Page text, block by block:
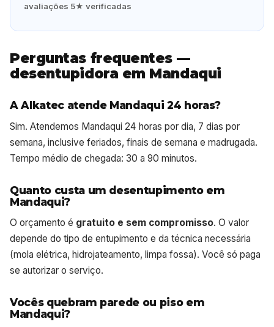
avaliações 5★ verificadas
Perguntas frequentes —
desentupidora em Mandaqui
A Alkatec atende Mandaqui 24 horas?
Sim. Atendemos Mandaqui 24 horas por dia, 7 dias por
semana, inclusive feriados, finais de semana e madrugada.
Tempo médio de chegada: 30 a 90 minutos.
Quanto custa um desentupimento em
Mandaqui?
O orçamento é gratuito e sem compromisso. O valor
depende do tipo de entupimento e da técnica necessária
(mola elétrica, hidrojateamento, limpa fossa). Você só paga
se autorizar o serviço.
Vocês quebram parede ou piso em
Mandaqui?